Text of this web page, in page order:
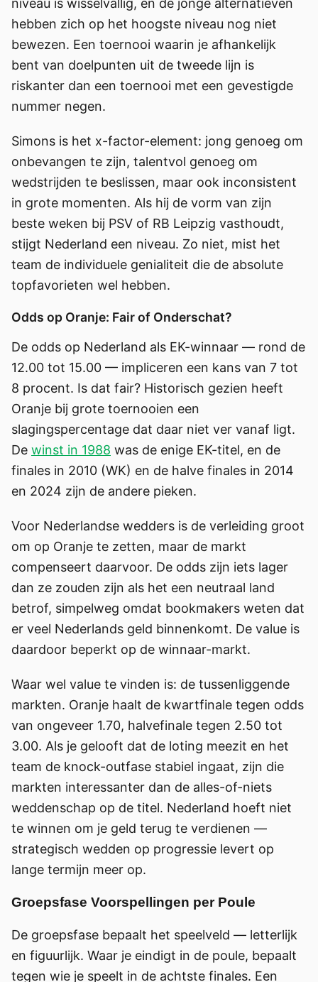
niveau is wisselvallig, en de jonge alternatieven
hebben zich op het hoogste niveau nog niet
bewezen. Een toernooi waarin je afhankelijk
bent van doelpunten uit de tweede lijn is
riskanter dan een toernooi met een gevestigde
nummer negen.
Simons is het x-factor-element: jong genoeg om
onbevangen te zijn, talentvol genoeg om
wedstrijden te beslissen, maar ook inconsistent
in grote momenten. Als hij de vorm van zijn
beste weken bij PSV of RB Leipzig vasthoudt,
stijgt Nederland een niveau. Zo niet, mist het
team de individuele genialiteit die de absolute
topfavorieten wel hebben.
Odds op Oranje: Fair of Onderschat?
De odds op Nederland als EK-winnaar — rond de
12.00 tot 15.00 — impliceren een kans van 7 tot
8 procent. Is dat fair? Historisch gezien heeft
Oranje bij grote toernooien een
slagingspercentage dat daar niet ver vanaf ligt.
De winst in 1988 was de enige EK-titel, en de
finales in 2010 (WK) en de halve finales in 2014
en 2024 zijn de andere pieken.
Voor Nederlandse wedders is de verleiding groot
om op Oranje te zetten, maar de markt
compenseert daarvoor. De odds zijn iets lager
dan ze zouden zijn als het een neutraal land
betrof, simpelweg omdat bookmakers weten dat
er veel Nederlands geld binnenkomt. De value is
daardoor beperkt op de winnaar-markt.
Waar wel value te vinden is: de tussenliggende
markten. Oranje haalt de kwartfinale tegen odds
van ongeveer 1.70, halvefinale tegen 2.50 tot
3.00. Als je gelooft dat de loting meezit en het
team de knock-outfase stabiel ingaat, zijn die
markten interessanter dan de alles-of-niets
weddenschap op de titel. Nederland hoeft niet
te winnen om je geld terug te verdienen —
strategisch wedden op progressie levert op
lange termijn meer op.
Groepsfase Voorspellingen per Poule
De groepsfase bepaalt het speelveld — letterlijk
en figuurlijk. Waar je eindigt in de poule, bepaalt
tegen wie je speelt in de achtste finales. Een